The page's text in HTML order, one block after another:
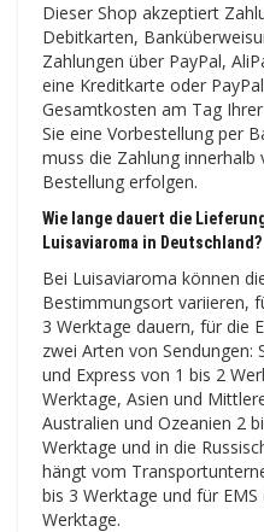
Dieser Shop akzeptiert
Debitkarten,
Zahlungen über PayPal,
eine Kreditkarte oder
Gesamtkosten am Tag
Sie eine Vorbestellung per
muss die Zahlung
Bestellung erfolgen.
Wie lange dauert die
Luisaviaroma in Deutschland?
Bei Luisaviaroma können
Bestimmungsort variieren,
3 Werktage dauern, für die
zwei Arten von Sendungen:
und Express von 1 bis 2
Werktage, Asien und
Australien und Ozeanien 2
Werktage und in die
hängt vom
bis 3 Werktage und für
Werktage.